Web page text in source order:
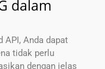
dalam
API, Anda dapat
tidak perlu
dengan jelas